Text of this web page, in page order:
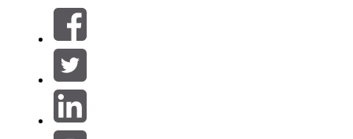
絞り込み条件 (0)
絞り込み条件を選択
製品エリア